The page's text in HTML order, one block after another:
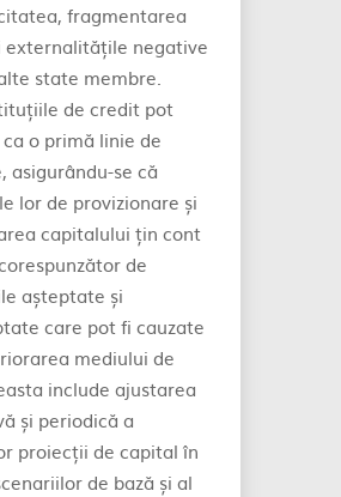
fragmentarea
externalitățile negative
state membre.
de credit pot
o primă linie de
asigurându-se că
lor de provizionare și
capitalului țin cont
de
așteptate și
care pot fi cauzate
mediului de
include ajustarea
și periodică a
proiecții de capital în
de bază și al